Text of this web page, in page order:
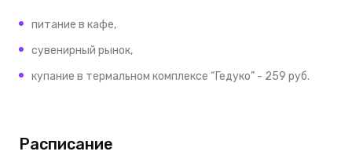
питание в кафе,
сувенирный рынок,
купание в термальном комплексе “Гедуко” - 259 руб.
Расписание